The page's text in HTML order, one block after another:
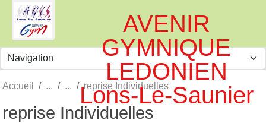
AVENIR
GYMNIQUE
LEDONIEN
Lons-Le-Saunier
Accueil reprise Individuelles
reprise Individuelles
Panneau de gestion des cookies